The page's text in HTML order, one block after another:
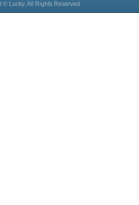
© Lucky. All Rights Reserved.